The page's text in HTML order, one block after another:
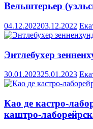
Вельштерьер
04.12.202203.12.2022
Энтлебухер
30.01.202325.01.2023
Као де кастро-
каштро-